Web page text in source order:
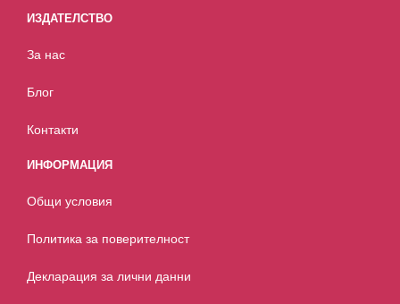
ИЗДАТЕЛСТВО
За нас
Блог
Контакти
ИНФОРМАЦИЯ
Общи условия
Политика за поверителност
Декларация за лични данни